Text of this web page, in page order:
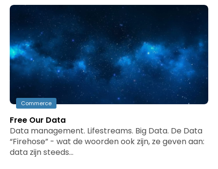
Commerce
Free Our Data
Data management. Lifestreams. Big Data. De Data
“Firehose” - wat de woorden ook zijn, ze geven aan:
data zijn steeds…